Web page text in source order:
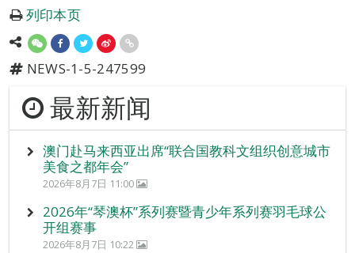
列印本页
NEWS-1-5-247599
最新新闻
澳门赴马来西亚出席“联合国教科文组织创意城市
美食之都年会”
2026年8月7日 11:00
2026年“琴澳杯”系列赛暨青少年系列赛羽毛球公
开组赛事
2026年8月7日 10:22